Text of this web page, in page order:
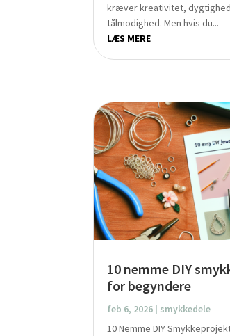
kræver kreativitet,
tålmodighed. Men hvis du...
LÆS MERE
10 nemme DIY
for begyndere
feb 6, 2026 | smykkedele
10 Nemme DIY